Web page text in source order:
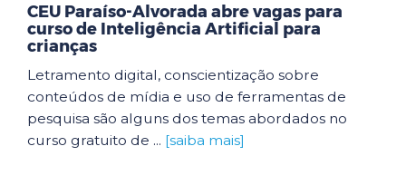
CEU Paraíso-Alvorada abre vagas para
curso de Inteligência Artificial para
crianças
Letramento digital, conscientização sobre
conteúdos de mídia e uso de ferramentas de
pesquisa são alguns dos temas abordados no
curso gratuito de ... [saiba mais]